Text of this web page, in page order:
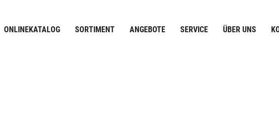
ONLINEKATALOG SORTIMENT ANGEBOTE SERVICE ÜBER UNS